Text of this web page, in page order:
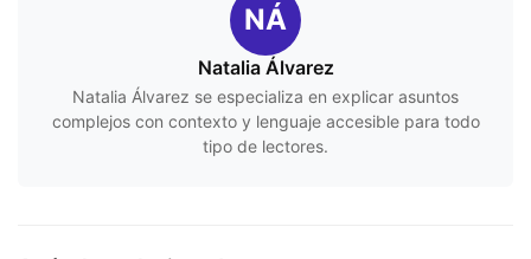
NÁ
Natalia Álvarez
Natalia Álvarez se especializa en explicar asuntos
complejos con contexto y lenguaje accesible para todo
tipo de lectores.